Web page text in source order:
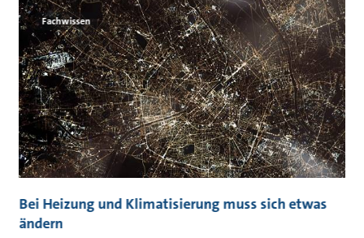
Fachwissen
Bei Heizung und Klimatisierung muss sich etwas
ändern